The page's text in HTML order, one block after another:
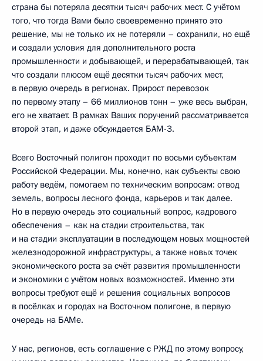
страна бы потеряла десятки тысяч рабочих мест. С учётом
того, что тогда Вами было своевременно принято это
решение, мы не только их не потеряли – сохранили, но ещё
и создали условия для дополнительного роста
промышленности и добывающей, и перерабатывающей, так
что создали плюсом ещё десятки тысяч рабочих мест,
в первую очередь в регионах. Прирост перевозок
по первому этапу – 66 миллионов тонн – уже весь выбран,
его не хватает. В рамках Ваших поручений рассматривается
второй этап, и даже обсуждается БАМ-3.
Всего Восточный полигон проходит по восьми субъектам
Российской Федерации. Мы, конечно, как субъекты свою
работу ведём, помогаем по техническим вопросам: отвод
земель, вопросы лесного фонда, карьеров и так далее.
Но в первую очередь это социальный вопрос, кадрового
обеспечения – как на стадии строительства, так
и на стадии эксплуатации в последующем новых мощностей
железнодорожной инфраструктуры, а также новых точек
экономического роста за счёт развития промышленности
и экономики с учётом новых возможностей. Именно эти
вопросы требуют ещё и решения социальных вопросов
в посёлках и городах на Восточном полигоне, в первую
очередь на БАМе.
У нас, регионов, есть соглашение с РЖД по этому вопросу,